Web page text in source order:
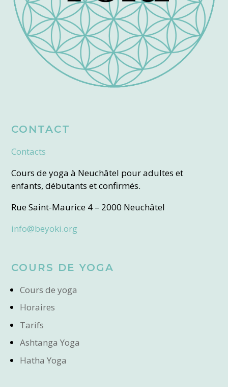
CONTACT
Contacts
Cours de yoga à Neuchâtel pour adultes et
enfants, débutants et confirmés.
Rue Saint-Maurice 4 – 2000 Neuchâtel
info@beyoki.org
COURS DE YOGA
Cours de yoga
Horaires
Tarifs
Ashtanga Yoga
Hatha Yoga